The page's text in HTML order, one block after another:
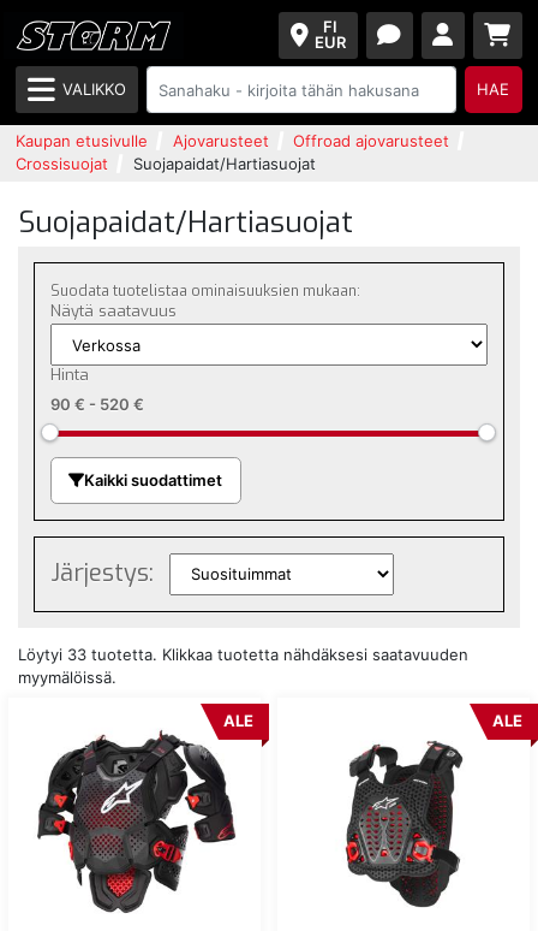
FI
EUR
VALIKKO HAE
Kaupan etusivulle Ajovarusteet
Offroad ajovarusteet
Crossisuojat
Suojapaidat/Hartiasuojat
Suojapaidat/Hartiasuojat
Suodata tuotelistaa ominaisuuksien mukaan:
Näytä saatavuus
Hinta
90 € - 520 €
Kaikki suodattimet
Järjestys:
Löytyi 33 tuotetta. Klikkaa tuotetta nähdäksesi saatavuuden
myymälöissä.
ALE ALE